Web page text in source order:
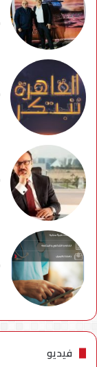
فيديو